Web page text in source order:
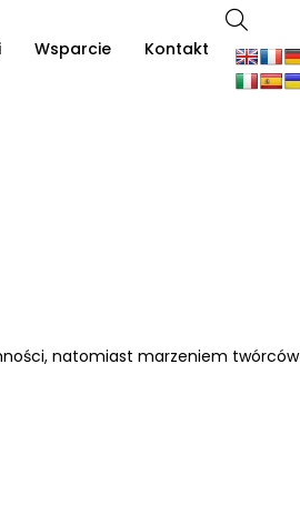
Wsparcie Kontakt
natomiast marzeniem twórców